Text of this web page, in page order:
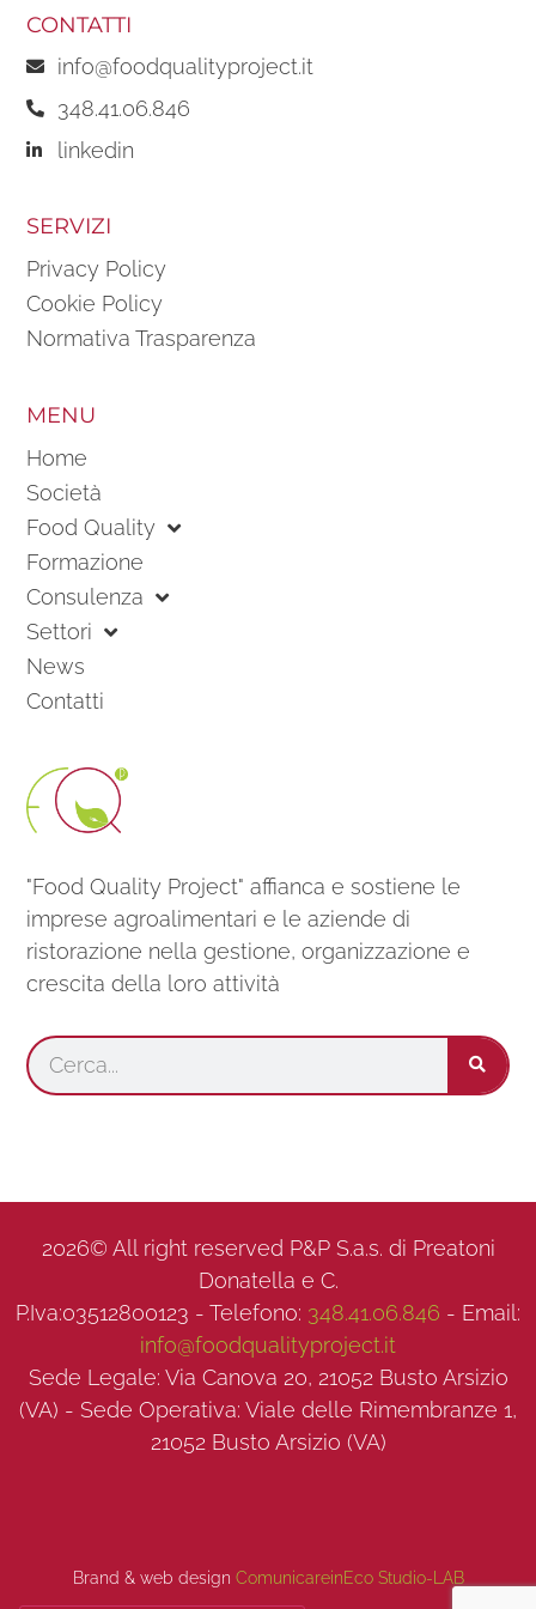
"Food Quality Project" affianca e sostiene le
imprese agroalimentari e le aziende di
ristorazione nella gestione, organizzazione e
crescita della loro attività
MENU
Home
Società
Food Quality
Formazione
Consulenza
Settori
News
Contatti
SERVIZI
Privacy Policy
Cookie Policy
Normativa Trasparenza
CONTATTI
info@foodqualityproject.it
348.41.06.846
linkedin
2026© All right reserved P&P S.a.s. di Preatoni
Donatella e C.
P.Iva:03512800123 - Telefono: 348.41.06.846 - Email:
info@foodqualityproject.it
Sede Legale: Via Canova 20, 21052 Busto Arsizio
(VA) - Sede Operativa: Viale delle Rimembranze 1,
21052 Busto Arsizio (VA)
Brand & web design ComunicareinEco Studio-LAB